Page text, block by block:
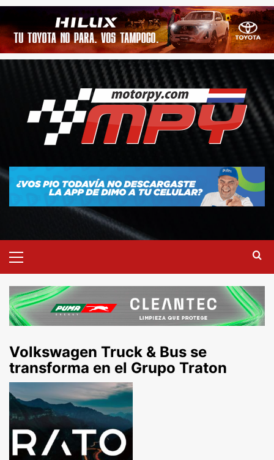
Volkswagen Truck & Bus se
transforma en el Grupo Traton